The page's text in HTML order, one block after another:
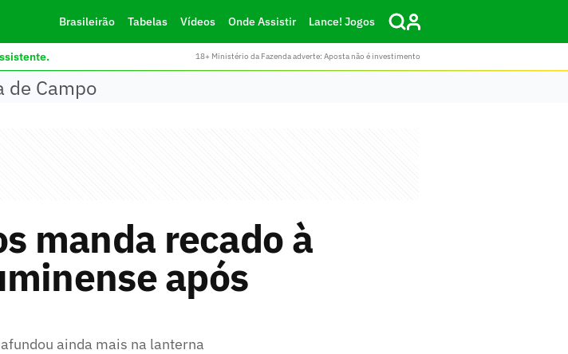
Brasileirão Tabelas Vídeos Onde Assistir Lance! Jogos
18+ Ministério da Fazenda adverte: Aposta não é investimento
de Campo
manda recado à
após
ainda mais na lanterna